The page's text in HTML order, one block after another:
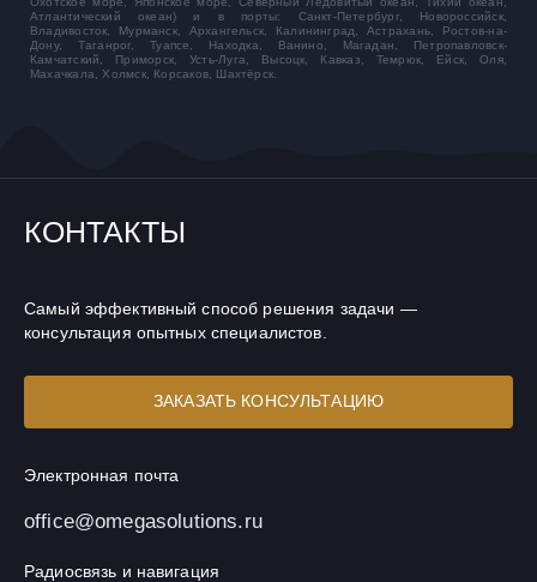
Атлантический океан) и в порты: Санкт-Петербург, Новороссийск,
Владивосток, Мурманск, Архангельск, Калининград, Астрахань, Ростов-на-
Дону, Таганрог, Туапсе, Находка, Ванино, Магадан, Петропавловск-
Камчатский, Приморск, Усть-Луга, Высоцк, Кавказ, Темрюк, Ейск, Оля,
Махачкала, Холмск, Корсаков, Шахтёрск.
КОНТАКТЫ
Самый эффективный способ решения задачи —
консультация опытных специалистов.
ЗАКАЗАТЬ КОНСУЛЬТАЦИЮ
Электронная почта
office@omegasolutions.ru
Радиосвязь и навигация